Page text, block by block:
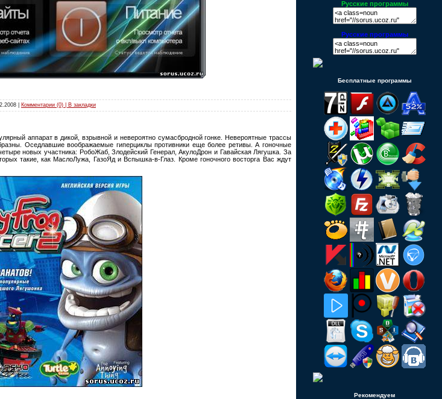
Комментарии (0) | В закладки
аппарат в дикой, взрывной и невероятно сумасбродной гонке. Невероятные трассы
Оседлавшие воображаемые гиперциклы противники еще более ретивы. А гоночные
новых участника: РобоЖаб, Злодейский Генерал, АкулоДрон и Гавайская Лягушка. За
такие, как МаслоЛужа, ГазоЯд и Вспышка-в-Глаз. Кроме гоночного восторга Вас ждут
Русские программы
Русские программы
Бесплатные программы
Рекомендуем